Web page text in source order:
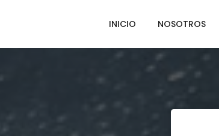
INICIO NOSOTROS